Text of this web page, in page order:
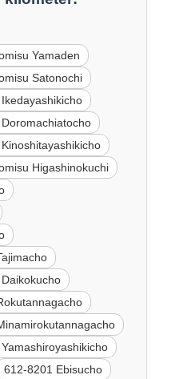
Yamaden
Satonochi
Higashinokuchi
612-8201 Ebisucho